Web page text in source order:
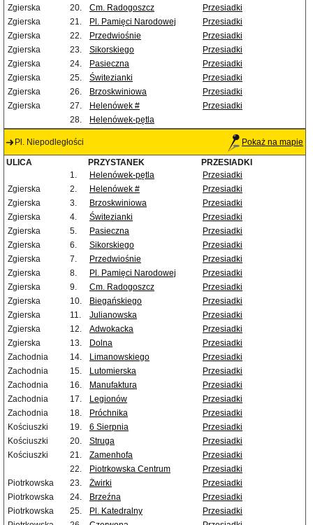
Zgierska
20. Cm. Radogoszcz
Przesiadki
Zgierska
21. Pl. Pamięci Narodowej
Przesiadki
Zgierska
22. Przedwiośnie
Przesiadki
Zgierska
23. Sikorskiego
Przesiadki
Zgierska
24. Pasieczna
Przesiadki
Zgierska
25. Świtezianki
Przesiadki
Zgierska
26. Brzoskwiniowa
Przesiadki
Zgierska
27. Helenówek #
Przesiadki
28.
Helenówek-pętla
Pl. Niepodległości Pokaż na mapie
ULICA PRZYSTANEK
PRZESIADKI
1.
Helenówek-pętla
Przesiadki
Zgierska
2. Helenówek #
Przesiadki
Zgierska
3. Brzoskwiniowa
Przesiadki
Zgierska
4. Świtezianki
Przesiadki
Zgierska
5. Pasieczna
Przesiadki
Zgierska
6. Sikorskiego
Przesiadki
Zgierska
7. Przedwiośnie
Przesiadki
Zgierska
8. Pl. Pamięci Narodowej
Przesiadki
Zgierska
9. Cm. Radogoszcz
Przesiadki
Zgierska
10. Biegańskiego
Przesiadki
Zgierska
11. Julianowska
Przesiadki
Zgierska
12. Adwokacka
Przesiadki
Zgierska
13. Dolna
Przesiadki
Zachodnia
14. Limanowskiego
Przesiadki
Zachodnia
15. Lutomierska
Przesiadki
Zachodnia
16. Manufaktura
Przesiadki
Zachodnia
17. Legionów
Przesiadki
Zachodnia
18. Próchnika
Przesiadki
Kościuszki
19. 6 Sierpnia
Przesiadki
Kościuszki
20. Struga
Przesiadki
Kościuszki
21. Zamenhofa
Przesiadki
22.
Piotrkowska Centrum
Przesiadki
Piotrkowska
23. Żwirki
Przesiadki
Piotrkowska
24. Brzeźna
Przesiadki
Piotrkowska
25. Pl. Katedralny
Przesiadki